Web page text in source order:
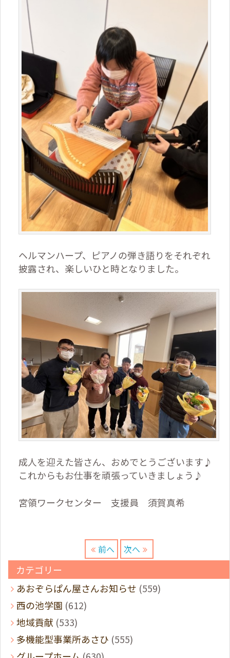
ヘルマンハープ、ピアノの弾き語りをそれぞれ
披露され、楽しいひと時となりました。
成人を迎えた皆さん、おめでとうございます♪
これからもお仕事を頑張っていきましょう♪
宮領ワークセンター 支援員 須賀真希
前へ 次へ
カテゴリー
あおぞらぱん屋さんお知らせ (559)
西の池学園 (612)
地域貢献 (533)
多機能型事業所あさひ (555)